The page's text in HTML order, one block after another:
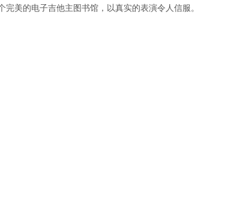
美的电子吉他主图书馆，以真实的表演令人信服。